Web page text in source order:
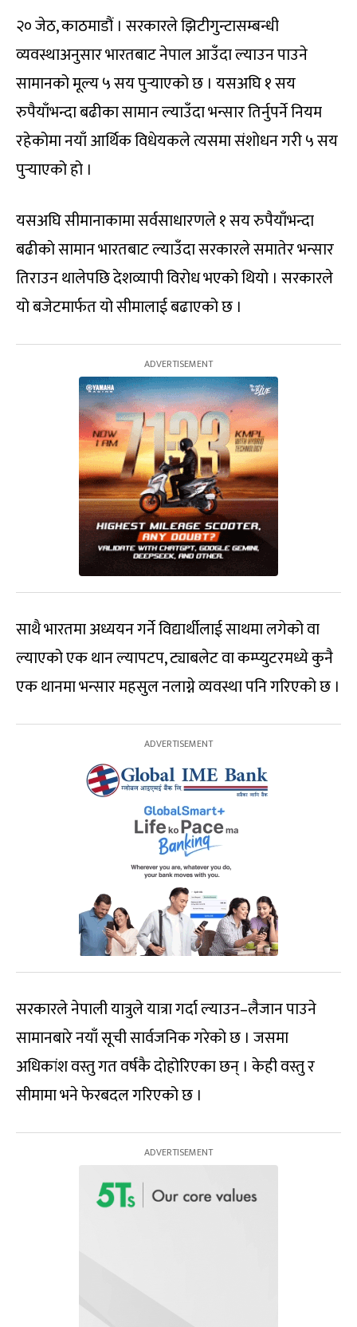
२० जेठ, काठमाडौं । सरकारले झिटीगुन्टासम्बन्धी
व्यवस्थाअनुसार भारतबाट नेपाल आउँदा ल्याउन पाउने
सामानको मूल्य ५ सय पुर्‍याएको छ । यसअघि १ सय
रुपैयाँभन्दा बढीका सामान ल्याउँदा भन्सार तिर्नुपर्ने नियम
रहेकोमा नयाँ आर्थिक विधेयकले त्यसमा संशोधन गरी ५ सय
पुर्‍याएको हो ।
यसअघि सीमानाकामा सर्वसाधारणले १ सय रुपैयाँभन्दा
बढीकाे सामान भारतबाट ल्याउँदा सरकारले समातेर भन्सार
तिराउन थालेपछि देशव्यापी विरोध भएको थियो । सरकारले
यो बजेटमार्फत यो सीमालाई बढाएको छ ।
साथै भारतमा अध्ययन गर्ने विद्यार्थीलाई साथमा लगेको वा
ल्याएको एक थान ल्यापटप, ट्याबलेट वा कम्प्युटरमध्ये कुनै
एक थानमा भन्सार महसुल नलाग्ने व्यवस्था पनि गरिएको छ ।
सरकारले नेपाली यात्रुले यात्रा गर्दा ल्याउन–लैजान पाउने
सामानबारे नयाँ सूची सार्वजनिक गरेको छ । जसमा
अधिकांश वस्तु गत वर्षकै दोहोरिएका छन् । केही वस्तु र
सीमामा भने फेरबदल गरिएको छ ।